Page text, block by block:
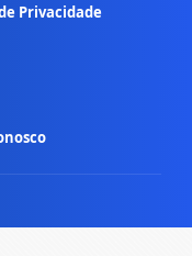
Privacidade